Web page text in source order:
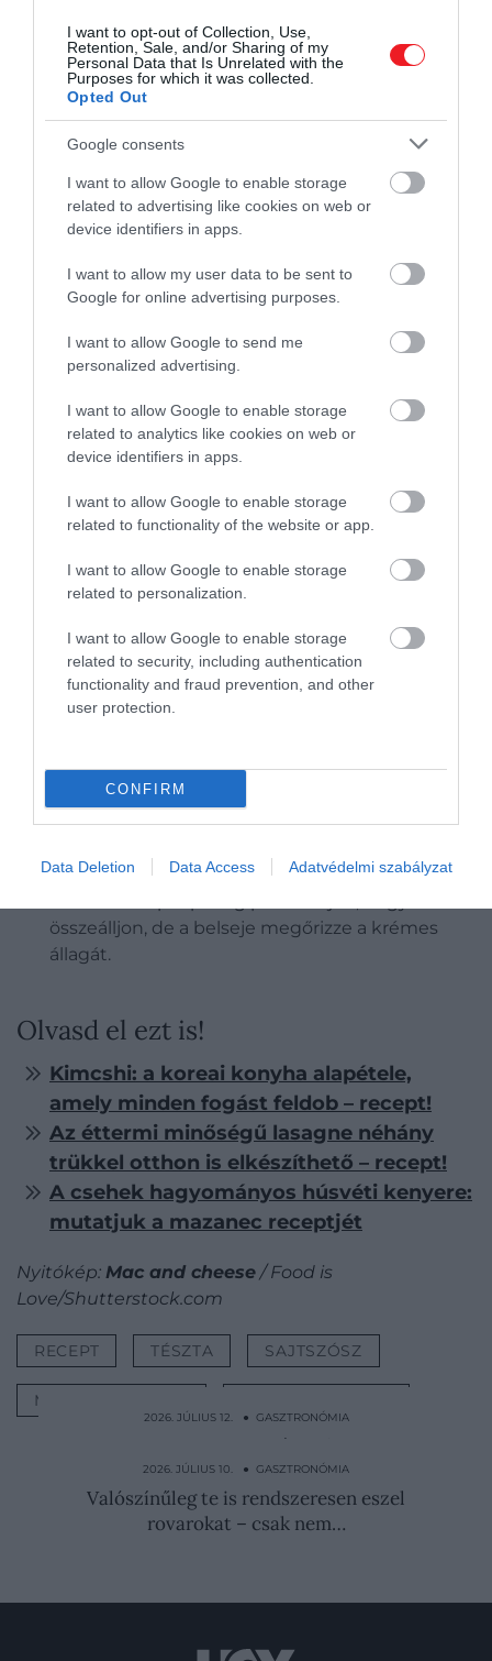
I want to opt-out of Collection, Use,
Retention, Sale, and/or Sharing of my
Personal Data that Is Unrelated with the
Purposes for which it was collected.
Opted Out
Google consents
I want to allow Google to enable storage
related to advertising like cookies on web or
device identifiers in apps.
I want to allow my user data to be sent to
Google for online advertising purposes.
I want to allow Google to send me
personalized advertising.
I want to allow Google to enable storage
related to analytics like cookies on web or
device identifiers in apps.
I want to allow Google to enable storage
related to functionality of the website or app.
I want to allow Google to enable storage
related to personalization.
I want to allow Google to enable storage
related to security, including authentication
functionality and fraud prevention, and other
user protection.
CONFIRM
Data Deletion Data Access Adatvédelmi szabályzat
Nem kell teljesen besűríteni, az a cél, hogy az
alkohol eltűnjön belőle, az íze pedig
koncentráltabb legyen.
A Gruyère nagy részét lereszeljük, egy kisebb
maréknyit félreteszünk a végére. A lapkasajtot
kukoricakeményítővel.
A leszűrt alaplevet és a redukált bort
összeöntjük, majd újra felmelegítjük, de nem
forraljuk. Fokozatosan hozzáadjuk a reszelt
Gruyère-t és a keményítős sajtot, közben
fényes, közepesen sűrű sajtmártást kapunk.
A krémsajtot egy tálba tesszük, hozzákeverünk
2-3 evőkanálnyit a meleg mártásból, simára
dolgozzuk, majd ezt a keveréket visszaöntjük a
lábasba. Így a krémsajt egyenletesen oszlik el, és
A serpenyőben felolvasztjuk a vajat, hozzáadjuk
a finomra vágott zsályát, a kakukkfűleveleket és
a pankomorzsát, majd enyhén aranyszínűre
pirítjuk. Sózzuk, borsozzuk, és félrehúzzuk.
ponton a szósz legyen kissé lazább, mert a
sütőben még sűrűsödni fog. Belekeverjük a
félretett Gruyère egy részét is, hogy sütés után
még szebb, nyúlósabb legyen az állaga.
tetejére szórjuk a fűszeres morzsát, majd 180
fokra előmelegített sütőben 15-20 perc alatt
készre sütjük. Akkor jó, amikor a teteje
mártás.
összeálljon, de a belseje megőrizze a krémes
állagát.
Olvasd el ezt is!
Kimcshi: a koreai konyha alapétele,
amely minden fogást feldob – recept!
Az éttermi minőségű lasagne néhány
trükkel otthon is elkészíthető – recept!
A csehek hagyományos húsvéti kenyere:
mutatjuk a mazanec receptjét
Nyitókép: Mac and cheese/ Food is
Love/Shutterstock.com
RECEPT TÉSZTA SAJTSZÓSZ
MAC AND CHEESE
2026. JÚLIUS 12. ● GASZTRONÓMIA
A francia lecsó, ami világhírű lett: így
készül a…
2026. JÚLIUS 10. ● GASZTRONÓMIA
Valószínűleg te is rendszeresen eszel
rovarokat – csak nem…